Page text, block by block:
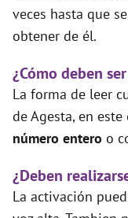
veces hasta que
obtener de él.
¿Cómo deben
La forma de leer
de Agesta, en
número entero o
¿Deben
La activación